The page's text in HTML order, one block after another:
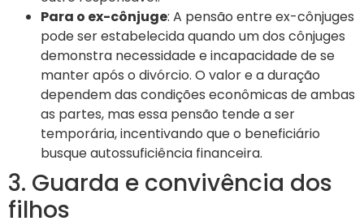
Para o ex-cônjuge: A pensão entre ex-cônjuges
pode ser estabelecida quando um dos cônjuges
demonstra necessidade e incapacidade de se
manter após o divórcio. O valor e a duração
dependem das condições econômicas de ambas
as partes, mas essa pensão tende a ser
temporária, incentivando que o beneficiário
busque autossuficiência financeira.
3. Guarda e convivência dos
filhos